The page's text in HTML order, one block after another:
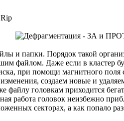
и папки. Порядок такой
файлом. Даже если в кластер
при помощи магнитного
создаем новые и
файлу головкам приходится
работа головок неизбежно
секторах, а как попало